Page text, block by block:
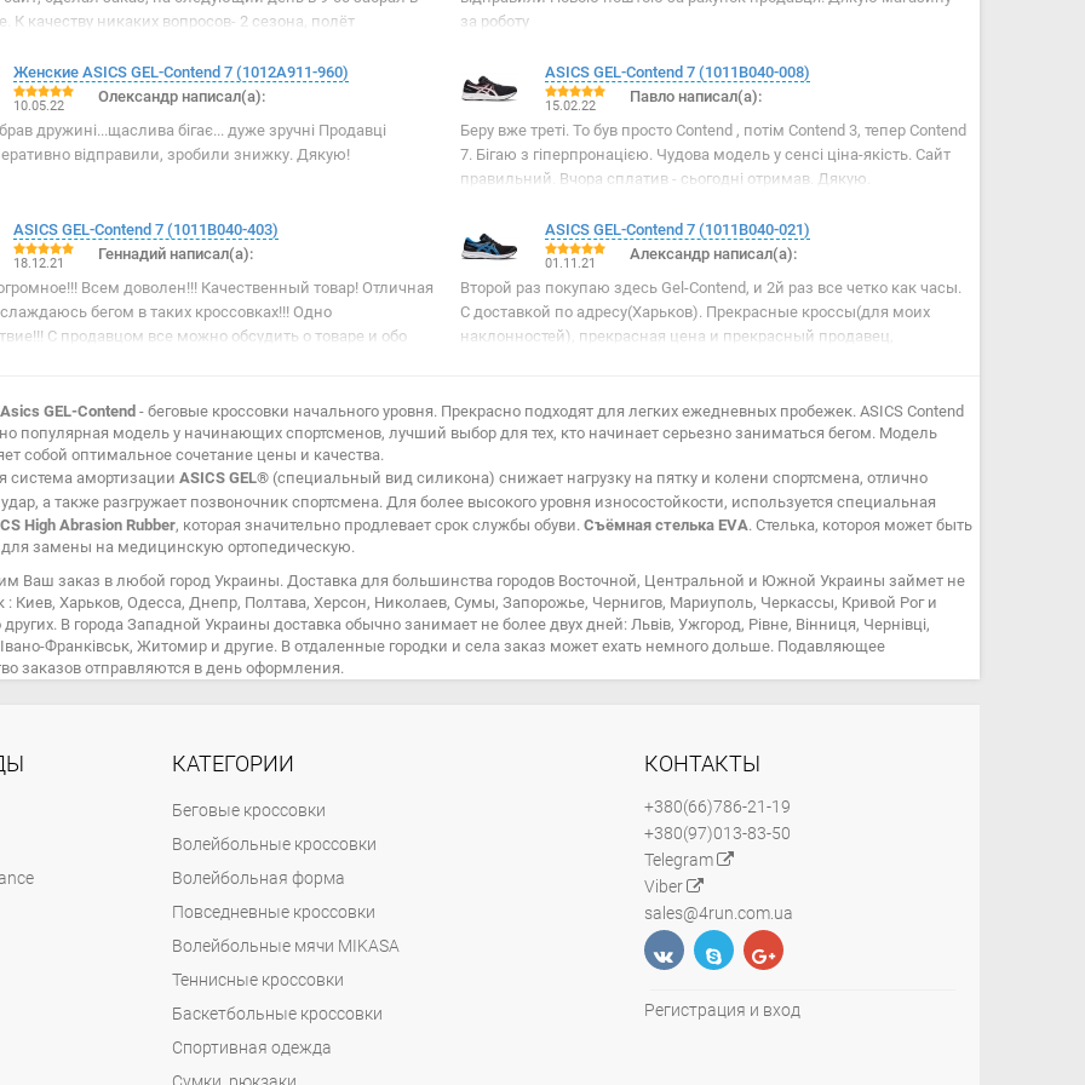
К качеству никаких вопросов- 2 сезона, полёт
за роботу
Женские ASICS GEL-Contend 7 (1012A911-960)
10.05.22
Олександр написал(а):
дружині...щаслива бігає... дуже зручні Продавці
відправили, зробили знижку. Дякую!
ASICS GEL-Contend 7 (1011B040-008)
15.02.22
Павло написал(а):
Беру вже треті. То був просто Contend , потім Contend 3, тепер Contend
7. Бігаю з гіперпронацією. Чудова модель у сенсі ціна-якість. Сайт
правильний. Вчора сплатив - сьогодні отримав. Дякую.
ASICS GEL-Contend 7 (1011B040-403)
18.12.21
Геннадий написал(а):
Всем доволен!!! Качественный товар! Отличная
бегом в таких кроссовках!!! Одно
С продавцом все можно обсудить о товаре и обо
Спасибо ему за честность и проявленную
перед покупателем!!! Желаю ему успехов в делах!!!
ASICS GEL-Contend 7 (1011B040-021)
01.11.21
Александр написал(а):
Второй раз покупаю здесь Gel-Contend, и 2й раз все четко как часы.
С доставкой по адресу(Харьков). Прекрасные кроссы(для моих
наклонностей), прекрасная цена и прекрасный продавец,
Asics GEL-Contend - беговые кроссовки начального уровня. Прекрасно подходят для легких ежедневных пробежек. ASICS Contend
популярная модель у начинающих спортсменов, лучший выбор для тех, кто начинает серьезно заниматься бегом. Модель
собой оптимальное сочетание цены и качества.
cистема амортизации ASICS GEL®(специальный вид силикона) снижает нагрузку на пятку и колени спортсмена, отлично
а также разгружает позвоночник спортсмена.Для более высокого уровня износостойкости, используется специальная
High Abrasion Rubber, которая значительно продлевает срок службы обуви. Съёмная стелька EVA. Стелька, котороя может быть
для замены на медицинскую ортопедическую.
Ваш заказ в любой город Украины. Доставка для большинства городов Восточной, Центральной и Южной Украины займет не
: Киев, Харьков, Одесса, Днепр, Полтава, Херсон, Николаев, Сумы, Запорожье, Чернигов, Мариуполь, Черкассы, Кривой Рог и
В города Западной Украины доставка обычно занимает не более двух дней: Львів, Ужгород, Рівне, Вінниця, Чернівці,
Івано-Франківськ, Житомир и другие. В отдаленные городки и села заказ может ехать немного дольше. Подавляющее
заказов отправляются в день оформления.
КАТЕГОРИИ
Беговые кроссовки
Волейбольные кроссовки
Волейбольная форма
Повседневные кроссовки
Волейбольные мячи MIKASA
Теннисные кроссовки
Баскетбольные кроссовки
Спортивная одежда
КОНТАКТЫ
+380(66)786-21-19
+380(97)013-83-50
Telegram
Viber
sales@4run.com.ua
Регистрация и вход